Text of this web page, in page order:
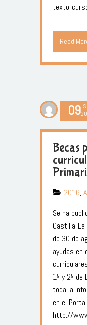
texto-
Read
09
Becas
2016,
Se ha
Castilla-
de 30 de
ayudas en
1º y 2º de
toda la
en el
http://